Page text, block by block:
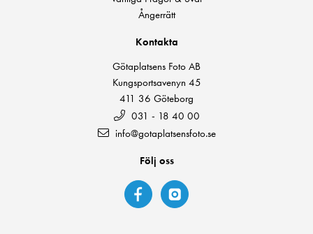
Ångerrätt
Kontakta
Götaplatsens Foto AB
Kungsportsavenyn 45
411 36 Göteborg
031 - 18 40 00
info@gotaplatsensfoto.se
Följ oss